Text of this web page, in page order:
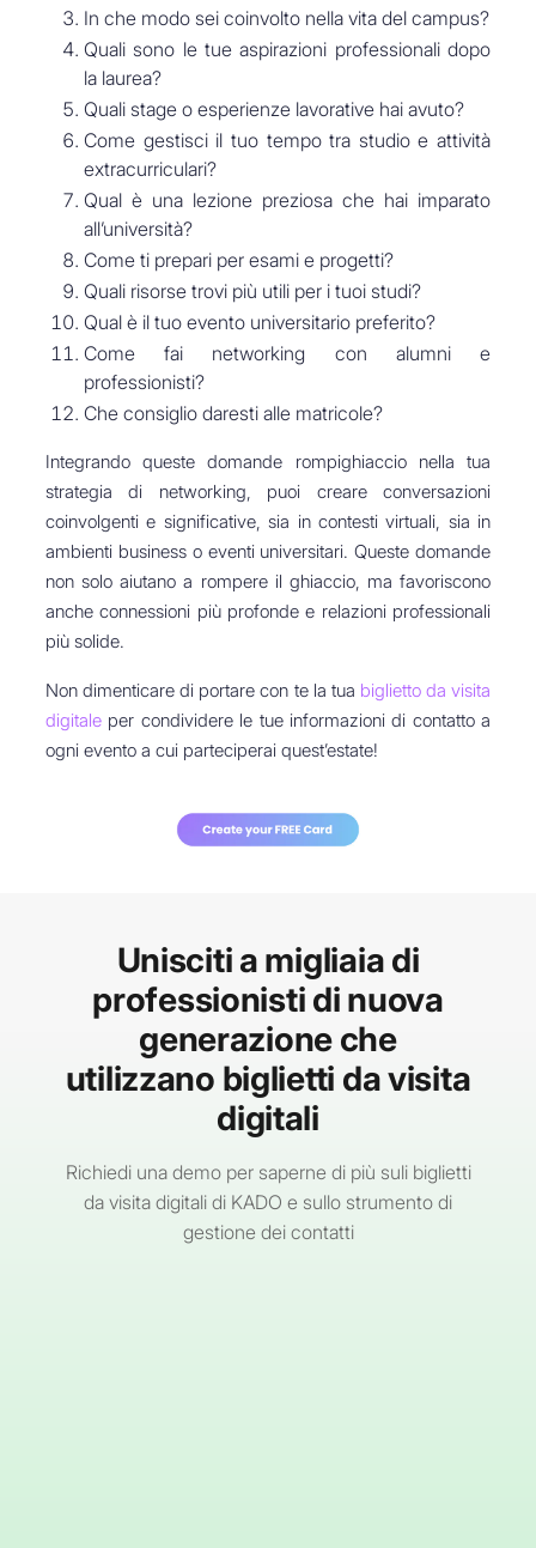
In che modo sei coinvolto nella vita del campus?
Quali sono le tue aspirazioni professionali dopo
la laurea?
Quali stage o esperienze lavorative hai avuto?
Come gestisci il tuo tempo tra studio e attività
extracurriculari?
Qual è una lezione preziosa che hai imparato
all’università?
Come ti prepari per esami e progetti?
Quali risorse trovi più utili per i tuoi studi?
Qual è il tuo evento universitario preferito?
Come fai networking con alumni e
professionisti?
Che consiglio daresti alle matricole?
Integrando queste domande rompighiaccio nella tua
strategia di networking, puoi creare conversazioni
coinvolgenti e significative, sia in contesti virtuali, sia in
ambienti business o eventi universitari. Queste domande
non solo aiutano a rompere il ghiaccio, ma favoriscono
anche connessioni più profonde e relazioni professionali
più solide.
Non dimenticare di portare con te la tua biglietto da visita
digitaleper condividere le tue informazioni di contatto a
ogni evento a cui parteciperai quest’estate!
Unisciti a migliaia di
professionisti di nuova
generazione che
utilizzano biglietti da visita
digitali
Richiedi una demo per saperne di più suli biglietti
da visita digitali di KADO e sullo strumento di
gestione dei contatti